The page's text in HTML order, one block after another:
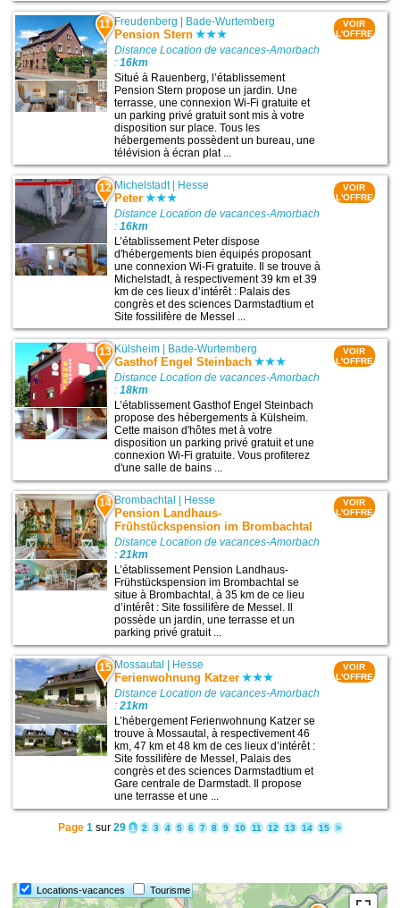
11 Freudenberg | Bade-Wurtemberg
Pension Stern
Distance Location de vacances-Amorbach
:16km
Situé à Rauenberg, l’établissement
Pension Stern propose un jardin. Une
terrasse, une connexion Wi-Fi gratuite et
un parking privé gratuit sont mis à votre
disposition sur place. Tous les
hébergements possèdent un bureau, une
télévision à écran plat ...
VOIR
L'OFFRE
12 Michelstadt| Hesse
Peter
Distance Location de vacances-Amorbach
:16km
L’établissement Peter dispose
d'hébergements bien équipés proposant
une connexion Wi-Fi gratuite. Il se trouve à
Michelstadt, à respectivement 39 km et 39
km de ces lieux d’intérêt : Palais des
congrès et des sciences Darmstadtium et
Site fossilifère de Messel ...
VOIR
L'OFFRE
13 Külsheim Bade-Wurtemberg
Gasthof Engel Steinbach
Distance Location de vacances-Amorbach
:18km
L’établissement Gasthof Engel Steinbach
propose des hébergements à Külsheim.
Cette maison d'hôtes met à votre
disposition un parking privé gratuit et une
connexion Wi-Fi gratuite. Vous profiterez
d'une salle de bains ...
VOIR
L'OFFRE
14 Brombachtal Hesse
Pension Landhaus-
Frühstückspension im Brombachtal
Distance Location de vacances-Amorbach
:21km
L’établissement Pension Landhaus-
Frühstückspension im Brombachtal se
situe à Brombachtal, à 35 km de ce lieu
d’intérêt : Site fossilifère de Messel. Il
possède un jardin, une terrasse et un
parking privé gratuit ...
VOIR
L'OFFRE
15 Mossautal Hesse
Ferienwohnung Katzer
Distance Location de vacances-Amorbach
:21km
L’hébergement Ferienwohnung Katzer se
trouve à Mossautal, à respectivement 46
km, 47 km et 48 km de ces lieux d’intérêt :
Site fossilifère de Messel, Palais des
congrès et des sciences Darmstadtium et
Gare centrale de Darmstadt. Il propose
une terrasse et une ...
VOIR
L'OFFRE
Page 1sur 29 1 2 3 4 5 6 7 8 9 10 11 12 13 14 15 >
Locations-vacances Tourisme